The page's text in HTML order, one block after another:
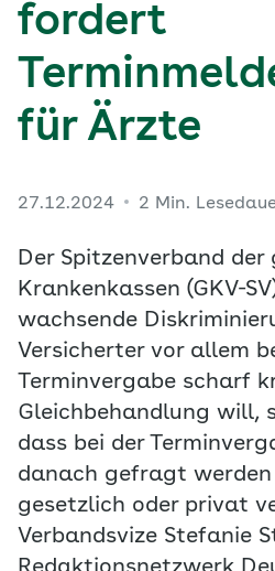
fordert
für Ärzte
27.12.2024 2 Min.
Der Spitzenverband der
Krankenkassen (GKV-
wachsende
Versicherter vor allem
Terminvergabe scharf
Gleichbehandlung will,
dass bei der
danach gefragt
gesetzlich oder privat
Verbandsvize Stefanie